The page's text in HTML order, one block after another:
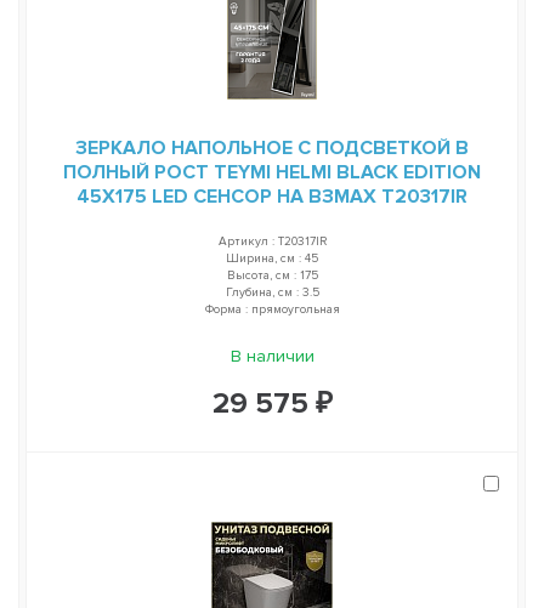
ЗЕРКАЛО НАПОЛЬНОЕ С ПОДСВЕТКОЙ В
ПОЛНЫЙ РОСТ TEYMI HELMI BLACK EDITION
45Х175 LED СЕНСОР НА ВЗМАХ T20317IR
Артикул : T20317IR
Ширина, см : 45
Высота, см : 175
Глубина, см : 3.5
Форма : прямоугольная
В наличии
29 575 ₽